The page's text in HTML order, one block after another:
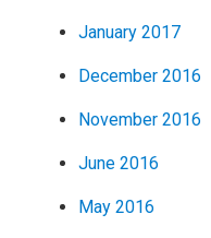
January 2017
December 2016
November 2016
June 2016
May 2016